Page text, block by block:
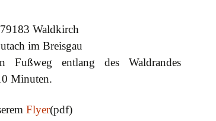
Waldkirch
im Breisgau
Fußweg entlang des Waldrandes
Minuten.
Flyer(pdf)